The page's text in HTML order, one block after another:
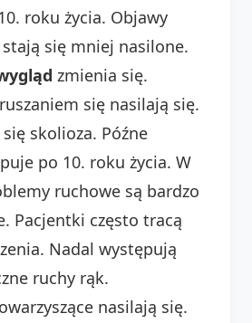
roku życia. Objawy
się mniej nasilone.
zmienia się.
się nasilają się.
skolioza. Późne
po 10. roku życia. W
ruchowe są bardzo
Pacjentki często tracą
Nadal występują
ruchy rąk.
nasilają się.